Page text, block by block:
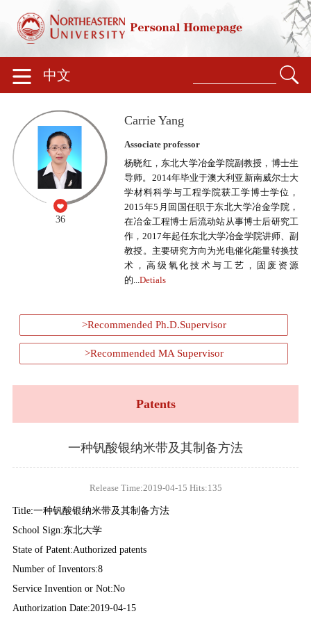
中文
36
Carrie Yang
Associate professor
杨晓红，东北大学冶金学院副教授，博士生
导师。2014年毕业于澳大利亚新南威尔士大
学材料科学与工程学院获工学博士学位，
2015年5月回国任职于东北大学冶金学院，
在冶金工程博士后流动站从事博士后研究工
作，2017年起任东北大学冶金学院讲师、副
教授。主要研究方向为光电催化能量转换技
术，高级氧化技术与工艺，固废资源
的...Detials
>Recommended Ph.D.Supervisor
>Recommended MA Supervisor
Patents
一种钒酸银纳米带及其制备方法
Release Time:2019-04-15 Hits:135
Title:一种钒酸银纳米带及其制备方法
School Sign:东北大学
State of Patent:Authorized patents
Number of Inventors:8
Service Invention or Not:No
Authorization Date:2019-04-15